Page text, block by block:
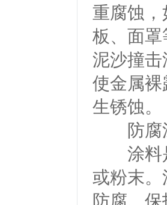
重腐蚀
板、面
泥沙撞击
使金属裸
生锈蚀。
防腐
涂料是
或粉末。
防腐、